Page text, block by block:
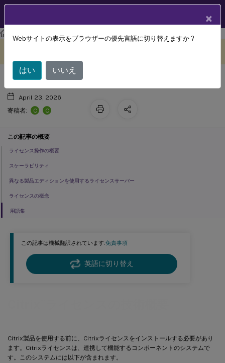
ライセンス ライセンス 11.17.2 build 46000
この記事は機械翻訳されています.免責事項
英語に切り替え
Citrix製品を使用する前に、Citrixライセンスをインストールする必要があり
ます。Citrixライセンスは、連携して機能するコンポーネントのシステムで
す。このシステムには以下が含まれます。
Citrix ® ライセンスの技術概要
April 23, 2026
寄稿者:
C C
この記事の概要
ライセンス操作の概要
スケーラビリティ
異なる製品エディションを使用するライセンスサーバー
ライセンスの概念
用語集
×
Webサイトの表示をブラウザーの優先言語に切り替えますか ?
はい いいえ